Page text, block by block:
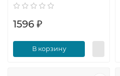
1596 ₽
В корзину